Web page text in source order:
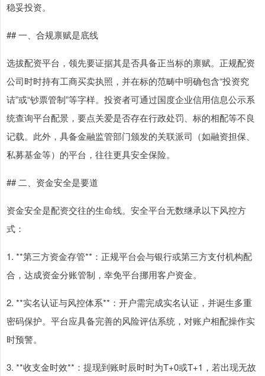
稳妥投资。
## 一、合规禀赋是底线
选拔配资平台，领先要证据其是否具备正当标的禀赋。正规配资
公司时时持有工商买卖执照，并在标的范畴中明确包含“投资究
诘”或“钞票管制”等字样。投资者可通过国度企业信用信息公示系
统查询平台配景，要点关爱是否存在行政处罚、标的相配等不良
记载。此外，具备金融监管部门颁发的关联派司（如融资担保、
私募基金等）的平台，往往更具安全保险。
## 二、资金安全是要道
资金安全是配资交往的生命线。安全平台无数继承以下风控方
式：
1. **第三方资金存管**：正规平台会与银行或第三方支付机构配
合，达成资金分账管制，幸免平台挪用客户资金。
2. **实名认证与风控体系**：开户需完成实名认证，并诞生多重
密码保护。平台应具备完善的风险评估系统，对账户相配操作实
时预警。
3. **收支金时效**：提现到账时辰时时为T+0或T+1，若出现无故